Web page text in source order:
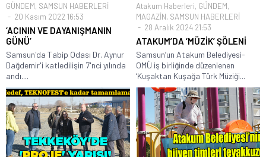
GÜNDEM, SAMSUN HABERLERİ
20 Kasım 2022 16:53
‘ACININ VE DAYANIŞMANIN
GÜNÜ’
Samsun'da Tabip Odası Dr. Aynur
Dağdemir'i katledilişin 7'nci yılında
andı....
Atakum Haberleri, GÜNDEM,
MAGAZİN, SAMSUN HABERLERİ
28 Aralık 2024 21:53
ATAKUM’DA ‘MÜZİK’ ŞÖLENİ
Samsun’un Atakum Belediyesi-
OMÜ iş birliğinde düzenlenen
‘Kuşaktan Kuşağa Türk Müziği...